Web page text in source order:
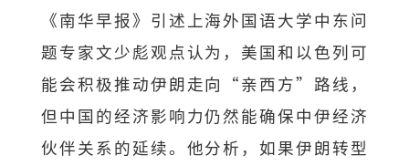
《南华早报》引述上海外国语大学中东问
题专家文少彪观点认为，美国和以色列可
能会积极推动伊朗走向“亲西方”路线，
但中国的经济影响力仍然能确保中伊经济
伙伴关系的延续。他分析，如果伊朗转型